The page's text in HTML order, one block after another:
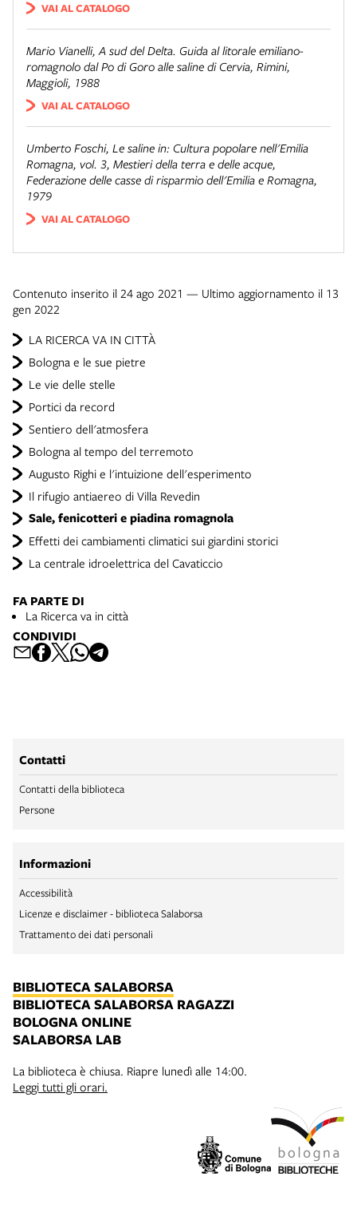
LA RICERCA VA IN CITTÀ
Bologna e le sue pietre
Le vie delle stelle
Portici da record
Sentiero dell'atmosfera
Bologna al tempo del terremoto
Augusto Righi e l'intuizione dell'esperimento
Il rifugio antiaereo di Villa Revedin
Sale, fenicotteri e piadina romagnola
Effetti dei cambiamenti climatici sui giardini storici
La centrale idroelettrica del Cavaticcio
VAI AL CATALOGO
Mario Vianelli,A sud del Delta. Guida al litorale emiliano-
romagnolo dal Po di Goro alle saline di Cervia, Rimini,
Maggioli, 1988
VAI AL CATALOGO
Umberto Foschi, Le saline in: Cultura popolare nell'Emilia
Romagna, vol. 3, Mestieri della terra e delle acque,
Federazione delle casse di risparmio dell'Emilia e Romagna,
1979
VAI AL CATALOGO
Contenuto inserito il 24 ago 2021 — Ultimo aggiornamento il 13
gen 2022
FA PARTE DI
La Ricerca va in città
CONDIVIDI
Contatti
Contatti della biblioteca
Persone
Informazioni
Accessibilità
Licenze e disclaimer - biblioteca Salaborsa
Trattamento dei dati personali
BIBLIOTECA SALABORSA
BIBLIOTECA SALABORSA RAGAZZI
BOLOGNA ONLINE
SALABORSA LAB
La biblioteca è chiusa. Riapre lunedì alle 14:00.
Leggi tutti gli orari.